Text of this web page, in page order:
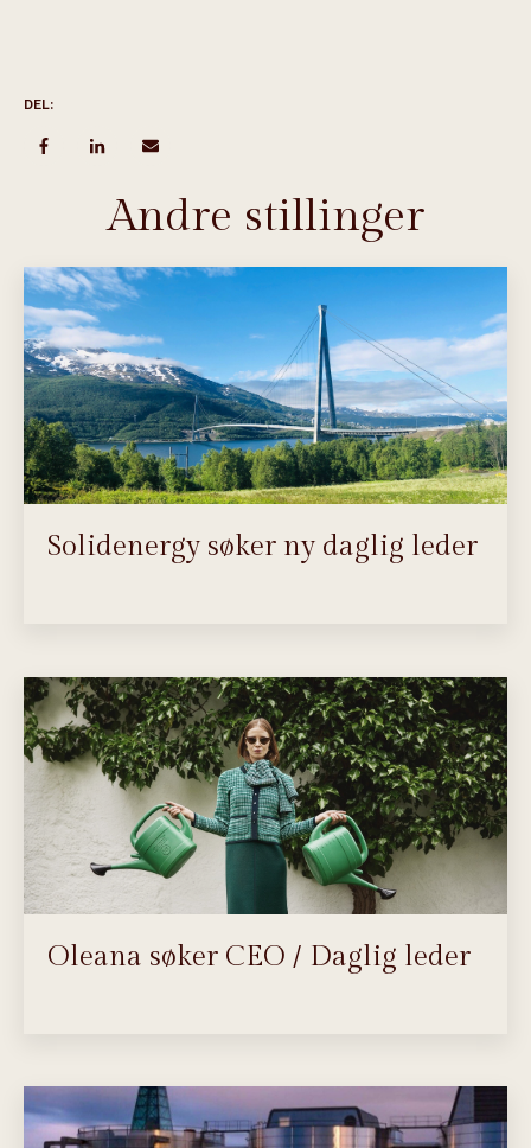
DEL:
Andre stillinger
Solidenergy søker ny daglig leder
Oleana søker CEO / Daglig leder